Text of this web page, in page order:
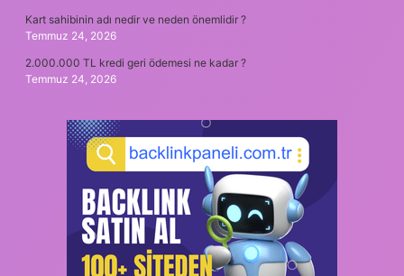
Kart sahibinin adı nedir ve neden önemlidir ?
Temmuz 24, 2026
2.000.000 TL kredi geri ödemesi ne kadar ?
Temmuz 24, 2026